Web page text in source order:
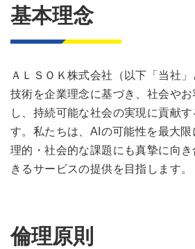
基本理念
ＡＬＳＯＫ株式会社（以下「当社
技術を企業理念に基づき、社会や
し、持続可能な社会の実現に貢献す
す。私たちは、AIの可能性を最大
理的・社会的な課題にも真摯に向
きるサービスの提供を目指します。
倫理原則